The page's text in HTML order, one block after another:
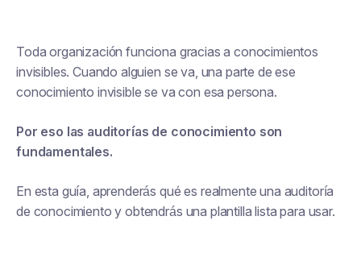
Toda organización funciona gracias a conocimientos
invisibles. Cuando alguien se va, una parte de ese
conocimiento invisible se va con esa persona.
Por eso las auditorías de conocimiento son
fundamentales.
En esta guía, aprenderás qué es realmente una auditoría
de conocimiento y obtendrás una plantilla lista para usar.